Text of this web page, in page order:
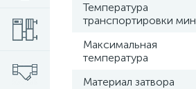
Температура
транспортировки мин
Максимальная
температура
Материал затвора